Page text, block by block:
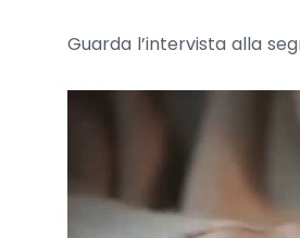
Guarda l’intervista alla